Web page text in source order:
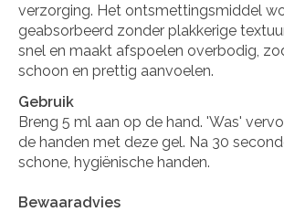
verzorging. Het ontsmettingsmiddel
geabsorbeerd zonder plakkerige
snel en maakt afspoelen overbodig,
schoon en prettig aanvoelen.
Gebruik
Breng 5 ml aan op de hand. 'Was'
de handen met deze gel. Na 30
schone, hygiënische handen.
Bewaaradvies